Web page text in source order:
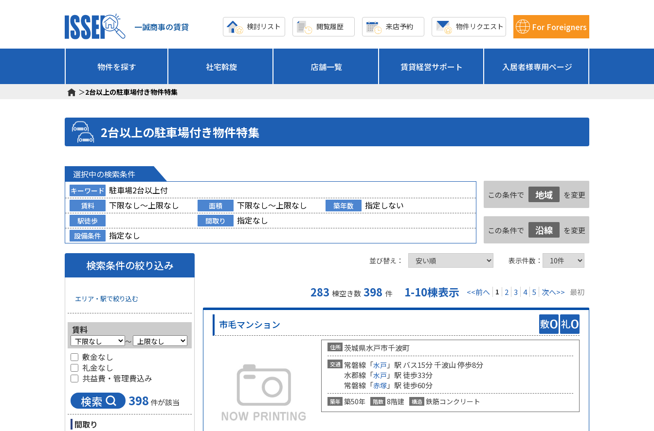
一誠商事の賃貸 検討リスト 閲覧履歴 来店予約 物件リクエスト For Foreigners
物件を探す 社宅斡旋 店舗一覧 賃貸経営サポート 入居者様専用ページ
＞2台以上の駐車場付き物件特集
2台以上の駐車場付き物件特集
選択中の検索条件
キーワード 駐車場2台以上付
賃料 下限なし～上限なし 面積 下限なし～上限なし 築年数 指定しない
駅徒歩 間取り 指定なし
設備条件 指定なし
この条件で 地域 を変更
この条件で 沿線 を変更
検索条件の絞り込み
エリア・駅で絞り込む
賃料
～
敷金なし
礼金なし
共益費・管理費込み
検索 398 件が該当
間取り
並び替え： 表示件数：
283 棟空き数 398 件 1-10棟表示 <<前へ 1 2 3 4 5 次へ>> 最初
市毛マンション
住所 茨城県水戸市千波町
交通 常磐線「水戸 」駅 バス15分 千波山 停歩8分
水郡線「水戸 」駅 徒歩33分
常磐線「赤塚 」駅 徒歩60分
築年 築50年 階数 8階建 構造 鉄筋コンクリート